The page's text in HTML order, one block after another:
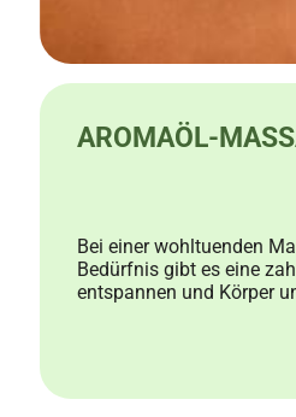
AROMAÖL-
Bei einer wohltuenden
Bedürfnis gibt es eine
entspannen und Körper